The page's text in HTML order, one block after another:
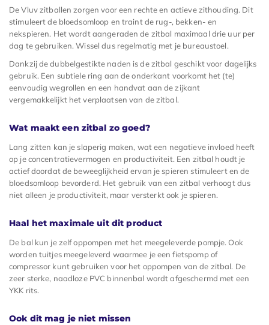
De Vluv zitballen zorgen voor een rechte en actieve zithouding. Dit
stimuleert de bloedsomloop en traint de rug-, bekken- en
nekspieren. Het wordt aangeraden de zitbal maximaal drie uur per
dag te gebruiken. Wissel dus regelmatig met je bureaustoel.
Dankzij de dubbelgestikte naden is de zitbal geschikt voor dagelijks
gebruik. Een subtiele ring aan de onderkant voorkomt het (te)
eenvoudig wegrollen en een handvat aan de zijkant
vergemakkelijkt het verplaatsen van de zitbal.
Wat maakt een zitbal zo goed?
Lang zitten kan je slaperig maken, wat een negatieve invloed heeft
op je concentratievermogen en productiviteit. Een zitbal houdt je
actief doordat de beweeglijkheid ervan je spieren stimuleert en de
bloedsomloop bevorderd. Het gebruik van een zitbal verhoogt dus
niet alleen je productiviteit, maar versterkt ook je spieren.
Haal het maximale uit dit product
De bal kun je zelf oppompen met het meegeleverde pompje. Ook
worden tuitjes meegeleverd waarmee je een fietspomp of
compressor kunt gebruiken voor het oppompen van de zitbal. De
zeer sterke, naadloze PVC binnenbal wordt afgeschermd met een
YKK rits.
Ook dit mag je niet missen